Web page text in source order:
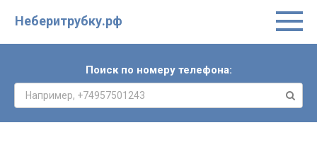
Неберитрубку.рф
Поиск по номеру телефона: